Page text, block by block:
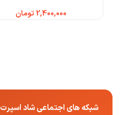
تومان
شبکه های اجتماعی شاد اسپرت